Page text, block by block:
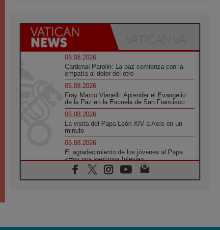
06.08.2026
Cardenal Parolin: La paz comienza con la
empatía al dolor del otro
06.08.2026
Fray Marco Vianelli: Aprender el Evangelio
de la Paz en la Escuela de San Francisco
06.08.2026
La visita del Papa León XIV a Asís en un
minuto
06.08.2026
El agradecimiento de los jóvenes al Papa:
«Hoy nos sentimos Iglesia»
06.08.2026
Líbano: Reanudan los coloquios en Roma en